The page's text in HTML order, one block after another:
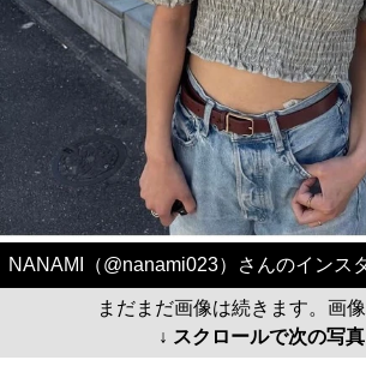
NANAMI（@nanami023）さんのインス
まだまだ画像は続きます。画像
↓ スクロールで次の写真